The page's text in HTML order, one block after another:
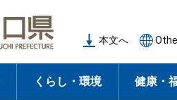
本文へ
くらし・環境 健康・